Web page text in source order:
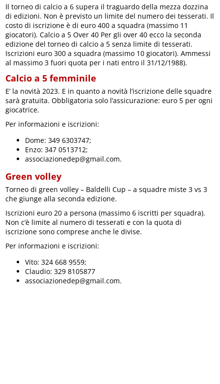
Il torneo di calcio a 6 supera il traguardo della mezza dozzina
di edizioni. Non è previsto un limite del numero dei tesserati. Il
costo di iscrizione è di euro 400 a squadra (massimo 11
giocatori). Calcio a 5 Over 40 Per gli over 40 ecco la seconda
edizione del torneo di calcio a 5 senza limite di tesserati.
Iscrizioni euro 300 a squadra (massimo 10 giocatori). Ammessi
al massimo 3 fuori quota per i nati entro il 31/12/1988).
Calcio a 5 femminile
E’ la novità 2023. E in quanto a novità l’iscrizione delle squadre
sarà gratuita. Obbligatoria solo l’assicurazione: euro 5 per ogni
giocatrice.
Per informazioni e iscrizioni:
Dome: 349 6303747;
Enzo: 347 0513712;
associazionedep@gmail.com.
Green volley
Torneo di green volley – Baldelli Cup – a squadre miste 3 vs 3
che giunge alla seconda edizione.
Iscrizioni euro 20 a persona (massimo 6 iscritti per squadra).
Non c’è limite al numero di tesserati e con la quota di
iscrizione sono comprese anche le divise.
Per informazioni e iscrizioni:
Vito: 324 668 9559;
Claudio: 329 8105877
associazionedep@gmail.com.